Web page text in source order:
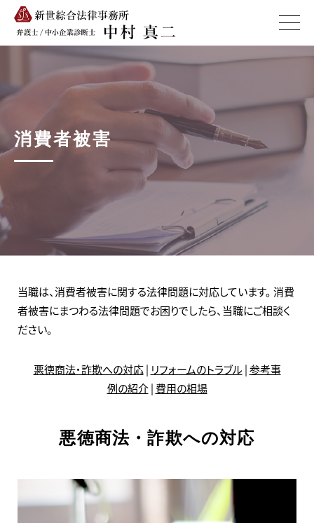
消費者被害
当職は、消費者被害に関する法律問題に対応しています。 消費
者被害にまつわる法律問題でお困りでしたら、当職にご相談く
ださい。
悪徳商法・詐欺への対応| リフォームのトラブル |参考事
例の紹介| 費用の相場
悪徳商法・詐欺への対応